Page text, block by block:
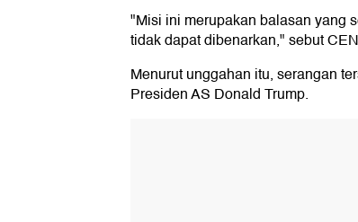
"Misi ini merupakan balasan yang
tidak dapat dibenarkan," sebut
Menurut unggahan itu, serangan
Presiden AS Donald Trump.